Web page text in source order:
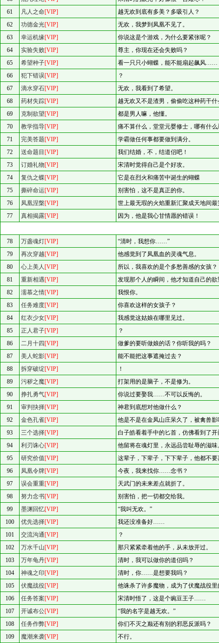
61
凡人之命[VIP]
越无欢到底有多美？多吸引人？
62
功德金光[VIP]
无欢，我梦到凤凰不见了。
63
幸运机缘[VIP]
你说这是个游戏，为什么要紧张呢？
64
实验失败[VIP]
尊主，你现在还会失败吗？
65
希望种子[VIP]
看一只只小蝴蝶，能不能扇起飙风……
66
犯下错误[VIP]
？
67
滴水穿石[VIP]
无欢，我看到了希望。
68
药材失踪[VIP]
越无欢又不是渣男，偷偷吃这种药干什
69
克制欲望[VIP]
都是男人嘛，他懂。
70
教学指导[VIP]
痛不算什么，堂堂元婴修士，哪有什
71
完美答题[VIP]
学霸做任何事都要做到满分。
72
送命题目 [VIP]
我们结婚，不，结道侣吧！
73
订婚礼物[VIP]
宋清时觉得自己是个好攻。
74
复仇之蝶[VIP]
它是在烈火和痛苦中诞生的蝴蝶
75
撕碎命运[VIP]
别害怕，这不是真正的你。
76
凤凰涅槃[VIP]
世上最无瑕的火焰重新汇聚成天地间
77
真相揭露[VIP] 因为，他是我心甘情愿的错误！
78 万盏魂灯[VIP]
“清时，我想你……”
79
再次穿越[VIP]
他感觉到了凤凰血的灵魂气息。
80
心上美人 [VIP]
所以，我喜欢的是个多愁善感的女孩？
81
重新相遇[VIP]
发现那个人的瞬间，他才知道自己的
82
濡慕之情[VIP]
我恨你。
83
任务难度[VIP]
你喜欢这样的女孩子？
84
红衣少女[VIP]
我感觉这姑娘在哪里见过。
85
正人君子[VIP]
？
86
二月十四 [VIP]
做爹的要听做娘的话？你听我的吗？
87
美人蛇影[VIP]
能不能把这事遮掩过去？
88
拆穿破绽[VIP]
！
89
污秽之魔[VIP]
打架用的是脑子，不是修为。
90
挣扎勇气[VIP]
你说过要娶我……不可以反悔的。
91
审判抉择[VIP]
神君到底想对他做什么？
92
金色孔雀[VIP]
他是不是在金凤山庄呆久了，被禽兽影
93
三个选择[VIP]
白子皓看着手中的匕首，仿佛看到了
94
利刃诛心[VIP]
他留将在魂灯里，永远品尝耻辱的滋味
95
研究价值[VIP]
这辈子，下辈子，下下辈子，他都不
96
凤凰令牌[VIP]
今夜，我来找你……念书？
97
误会重重[VIP]
天武门的未来差点就折了。
98
努力念书[VIP]
别害怕，把一切都交给我。
99
墨渊回忆[VIP]
“我叫无欢。”
100
优先选择[VIP]
我还没准备好……
101
交流沟通[VIP]
？
102
万水千山[VIP]
那只紧紧牵着他的手，从未放开过。
103
万年龟丹[VIP]
清时，我可以做你的道侣吗？
104
神魂之印[VIP]
清时，你……是想要我吗？
105
伏魔战役[VIP]
他诛杀了许多魔物，成为了伏魔战役里
106
任务答案[VIP]
宋清时悟了，这是个豌豆王子……
107
开诚布公[VIP]
“我的名字是越无欢。”
108
任务作弊[VIP]
你们不灭之巅还有别的邪恶反派吗？
109
魔潮来袭[VIP]
不行。